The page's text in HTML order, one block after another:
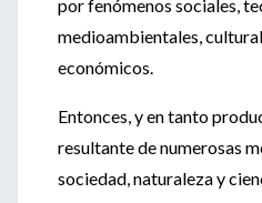
por fenómenos sociales,
medioambientales,
económicos.
Entonces, y en tanto
resultante de numerosas
sociedad, naturaleza y